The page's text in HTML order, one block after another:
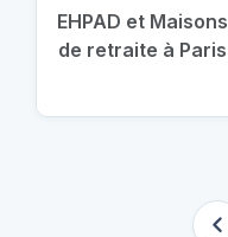
EHPAD et Maisons
de retraite à Paris